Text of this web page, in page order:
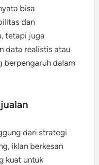
bisa
dan
tetapi juga
data realistis atau
berpengaruh dalam
dari strategi
iklan berkesan
kuat untuk